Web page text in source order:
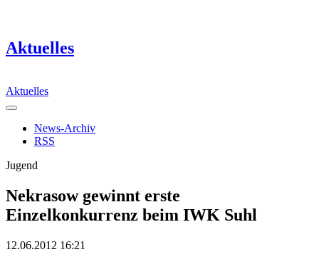
Aktuelles
Aktuelles
News-Archiv
RSS
Jugend
Nekrasow gewinnt erste
Einzelkonkurrenz beim IWK Suhl
12.06.2012 16:21